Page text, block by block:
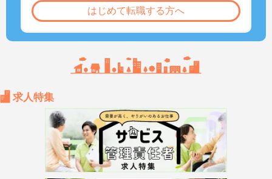
はじめて転職する方へ
求人特集